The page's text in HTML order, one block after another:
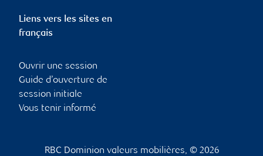
Liens vers les sites en
français
Ouvrir une session
Guide d’ouverture de
session initiale
Vous tenir informé
RBC Dominion valeurs mobilières, © 2026